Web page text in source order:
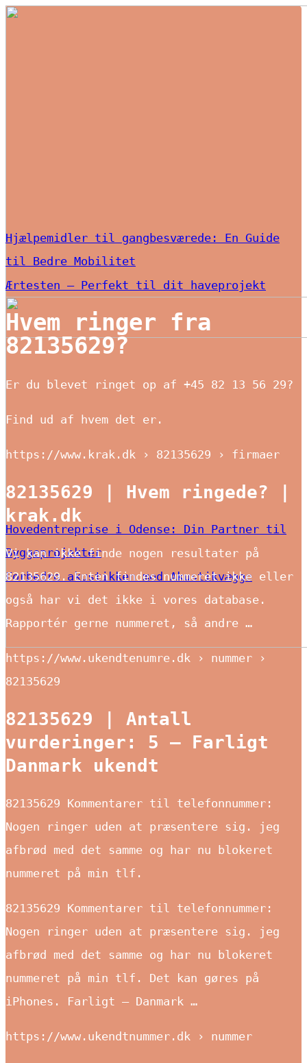
Hjælpemidler til gangbesværede: En Guide
til Bedre Mobilitet
Ærtesten – Perfekt til dit haveprojekt
Hovedentreprise i Odense: Din Partner til
Byggeprojekter
Forbedre akustikken med Akustikvægge
Hvem ringer fra
82135629?
Er du blevet ringet op af +45 82 13 56 29?
Find ud af hvem det er.
https://www.krak.dk › 82135629 › firmaer
82135629 | Hvem ringede? |
krak.dk
Vi kan ikke finde nogen resultater på
82135629 . Enten findes nummeret ikke eller
også har vi det ikke i vores database.
Rapportér gerne nummeret, så andre …
https://www.ukendtenumre.dk › nummer ›
82135629
82135629 | Antall
vurderinger: 5 – Farligt
Danmark ukendt
82135629 Kommentarer til telefonnummer:
Nogen ringer uden at præsentere sig. jeg
afbrød med det samme og har nu blokeret
nummeret på min tlf.
82135629 Kommentarer til telefonnummer:
Nogen ringer uden at præsentere sig. jeg
afbrød med det samme og har nu blokeret
nummeret på min tlf. Det kan gøres på
iPhones. Farligt – Danmark …
https://www.ukendtnummer.dk › nummer